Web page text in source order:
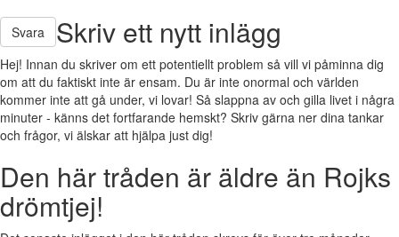
Svara Skriv ett nytt inlägg
Hej! Innan du skriver om ett potentiellt problem så vill vi påminna dig
om att du faktiskt inte är ensam. Du är inte onormal och världen
kommer inte att gå under, vi lovar! Så slappna av och gilla livet i några
minuter - känns det fortfarande hemskt? Skriv gärna ner dina tankar
och frågor, vi älskar att hjälpa just dig!
Den här tråden är äldre än Rojks
drömtjej!